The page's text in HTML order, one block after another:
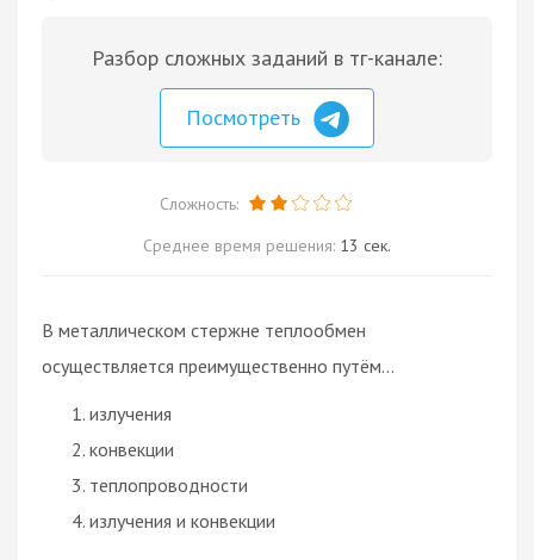
Разбор сложных заданий в тг-канале:
Посмотреть
Сложность:
Среднее время решения: 13 сек.
В металлическом стержне теплообмен
осуществляется преимущественно путём...
излучения
конвекции
теплопроводности
излучения и конвекции